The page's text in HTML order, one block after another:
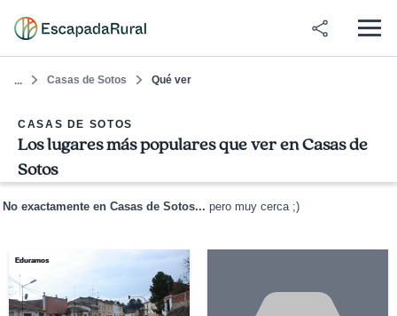
... Casas de Sotos Qué ver
CASAS DE SOTOS
Los lugares más populares que ver en Casas de
Sotos
No exactamente en Casas de Sotos... pero muy cerca ;)
Eduramos